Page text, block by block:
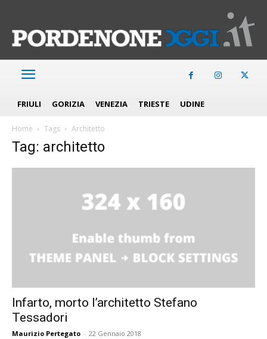
FRIULI GORIZIA VENEZIA TRIESTE UDINE
Home Tags Architetto
Tag: architetto
Infarto, morto l’architetto Stefano
Tessadori
Maurizio Pertegato - 22 Gennaio 2018